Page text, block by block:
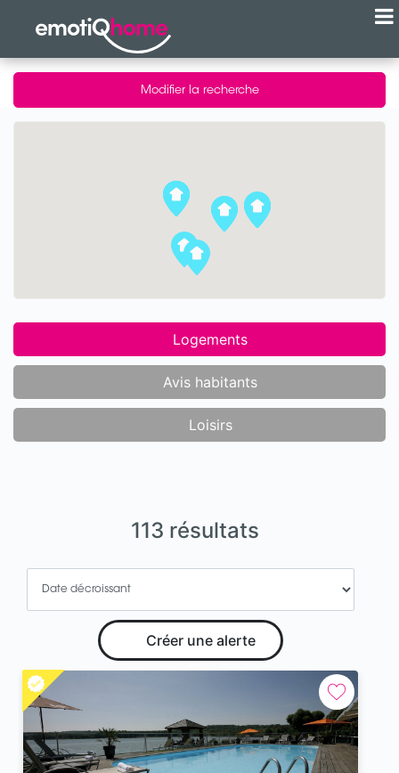
Modifier la recherche
113 résultats
Créer une alerte
Logements
Avis habitants
Loisirs